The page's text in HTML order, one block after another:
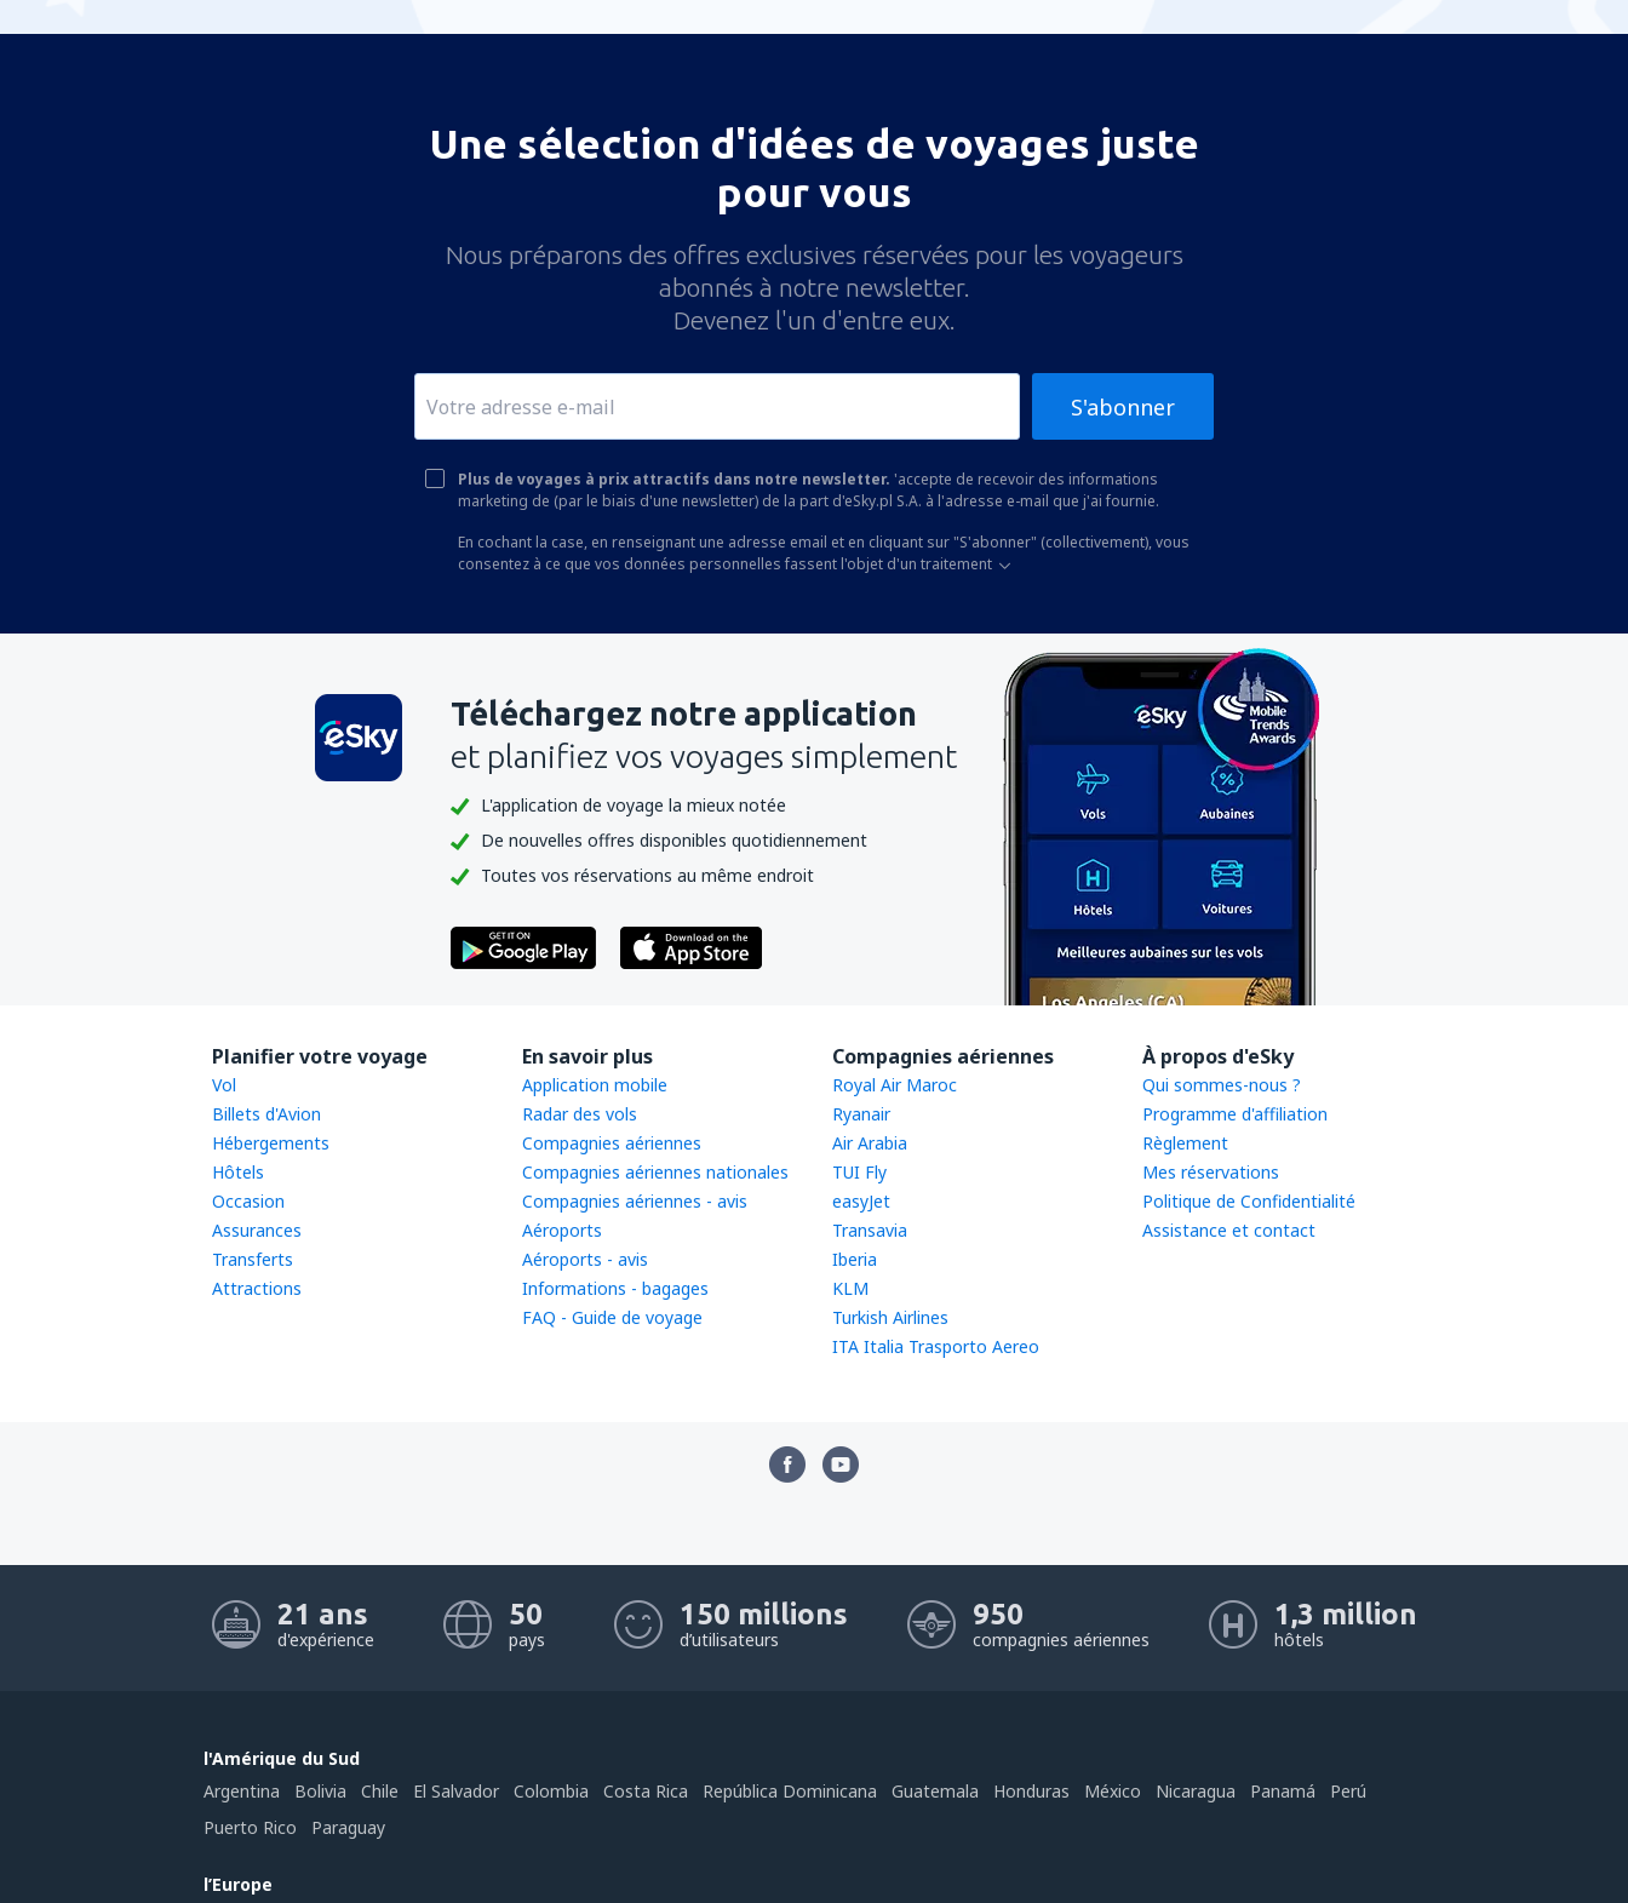
Aéroport de Pilanesberg (NTY)
Une sélection d'idées de voyages juste
pour vous
Nous préparons des offres exclusives réservées pour les voyageurs
abonnés à notre newsletter.
Devenez l'un d'entre eux.
S'abonner
Plus de voyages à prix attractifs dans notre newsletter. 'accepte de recevoir des informations
marketing de (par le biais d'une newsletter) de la part d'eSky.pl S.A. à l'adresse e-mail que j'ai fournie.
En cochant la case, en renseignant une adresse email et en cliquant sur "S'abonner" (collectivement), vous
consentez à ce que vos données personnelles fassent l'objet d'un traitement
Téléchargez notre application
et planifiez vos voyages simplement
L'application de voyage la mieux notée
De nouvelles offres disponibles quotidiennement
Toutes vos réservations au même endroit
Planifier votre voyage
Vol
Billets d'Avion
Hébergements
Hôtels
Occasion
Assurances
Transferts
Attractions
En savoir plus
Application mobile
Radar des vols
Compagnies aériennes
Compagnies aériennes nationales
Compagnies aériennes - avis
Aéroports
Aéroports - avis
Informations - bagages
FAQ - Guide de voyage
Compagnies aériennes
Royal Air Maroc
Ryanair
Air Arabia
TUI Fly
easyJet
Transavia
Iberia
KLM
Turkish Airlines
ITA Italia Trasporto Aereo
À propos d'eSky
Qui sommes-nous ?
Programme d'affiliation
Règlement
Mes réservations
Politique de Confidentialité
Assistance et contact
21 ans
d'expérience
50
pays
150 millions
d’utilisateurs
950
compagnies aériennes
1,3 million
hôtels
l'Amérique du Sud
Argentina
Bolivia Chile El Salvador Colombia Costa Rica República Dominicana Guatemala Honduras México Nicaragua Panamá
Perú
Puerto Rico
Paraguay
l’Europe